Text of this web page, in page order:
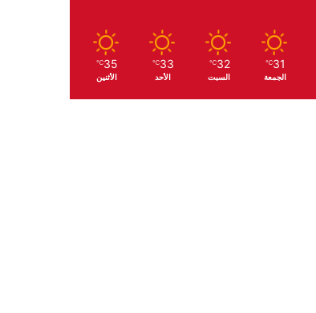
31
℃
الجمعة
32
℃
السبت
33
℃
الأحد
35
℃
الأثنين